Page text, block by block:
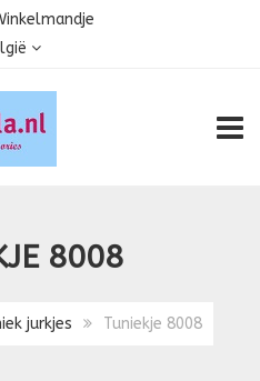
8008
jurkjes Tuniekje 8008